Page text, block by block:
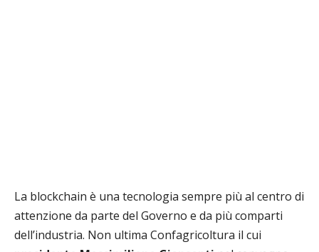
La blockchain è una tecnologia sempre più al centro di
attenzione da parte del Governo e da più comparti
dell’industria. Non ultima Confagricoltura il cui